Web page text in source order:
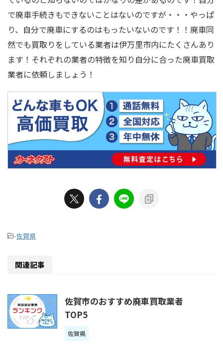
で廃車手続きもできないことはないのですが・・・やっぱ
り、自分で廃車にするのはもったいないのです！！廃車同
然でも買取りをしている業者は伊万里市内にたくさんあり
ます！それぞれの業者の特徴を知り自分に合った廃車買取
業者に依頼しましょう！
-佐賀県
関連記事
佐賀市のおすすめ廃車買取業者
TOP5
佐賀県